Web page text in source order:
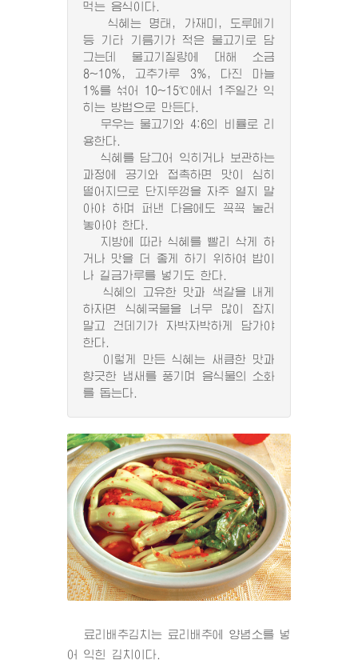
먹는 음식이다.
식혜는 명태, 가재미, 도루메기
등 기타 기름기가 적은 물고기로 담
그는데 물고기질량에 대해 소금
8~10%, 고추가루 3%, 다진 마늘
1%를 섞어 10~15℃에서 1주일간 익
히는 방법으로 만든다.
무우는 물고기와 4:6의 비률로 리
용한다.
식혜를 담그어 익히거나 보관하는
과정에 공기와 접촉하면 맛이 심히
떨어지므로 단지뚜껑을 자주 열지 말
아야 하며 퍼낸 다음에도 꼭꼭 눌러
놓아야 한다.
지방에 따라 식혜를 빨리 삭게 하
거나 맛을 더 좋게 하기 위하여 밥이
나 길금가루를 넣기도 한다.
식혜의 고유한 맛과 색갈을 내게
하자면 식혜국물을 너무 많이 잡지
말고 건데기가 자박자박하게 담가야
한다.
이렇게 만든 식혜는 새큼한 맛과
향긋한 냄새를 풍기며 음식물의 소화
를 돕는다.
료리배추김치는 료리배추에 양념소를 넣
어 익힌 김치이다.